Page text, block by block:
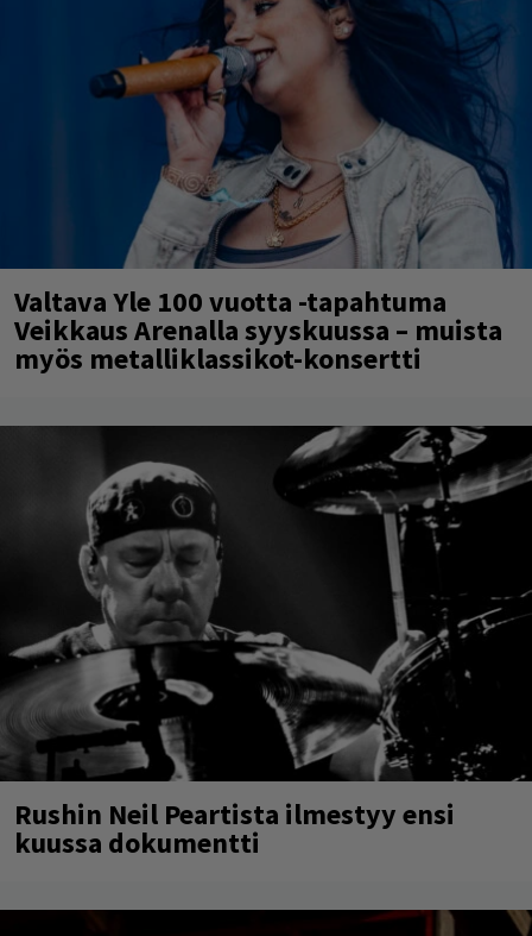
Valtava Yle 100 vuotta -tapahtuma
Veikkaus Arenalla syyskuussa – muista
myös metalliklassikot-konsertti
Rushin Neil Peartista ilmestyy ensi
kuussa dokumentti